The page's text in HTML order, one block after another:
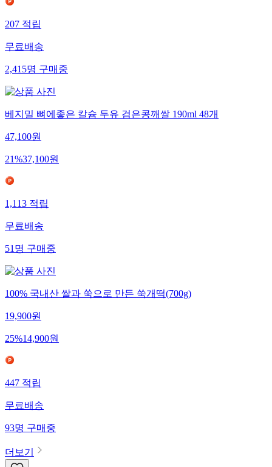
207적립
무료배송
2,415명구매중
베지밀 뼈에좋은 칼슘 두유 검은콩깨쌀 190ml 48개
47,100원
21%37,100원
1,113적립
무료배송
51명구매중
100% 국내산 쌀과 쑥으로 만든 쑥개떡(700g)
19,900원
25%14,900원
447적립
무료배송
93명구매중
더보기